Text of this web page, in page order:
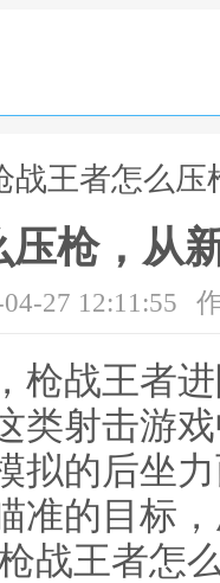
战王者怎么
枪，从
27 12:11:55
枪战王者
类射击游
拟的后坐
准的目标
战王者怎